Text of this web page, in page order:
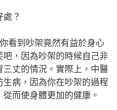
？
看到吵架竟然有益於身心
，因為吵架的時候自己非
丈的情況。實際上，中醫
病，因為你在吵架的過程
而使身體更加的健康。